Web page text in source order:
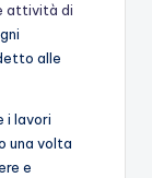
attività di
alle
i lavori
una volta
e